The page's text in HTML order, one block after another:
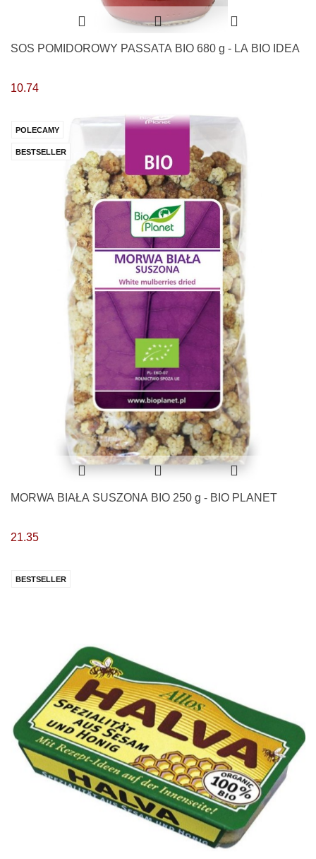
SOS POMIDOROWY PASSATA BIO 680 g - LA BIO IDEA
10.74
POLECAMY
BESTSELLER
MORWA BIAŁA SUSZONA BIO 250 g - BIO PLANET
21.35
BESTSELLER